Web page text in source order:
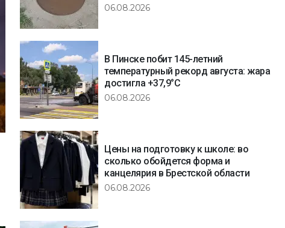
06.08.2026
В Пинске побит 145-летний
температурный рекорд августа: жара
достигла +37,9°C
06.08.2026
Цены на подготовку к школе: во
сколько обойдется форма и
канцелярия в Брестской области
06.08.2026